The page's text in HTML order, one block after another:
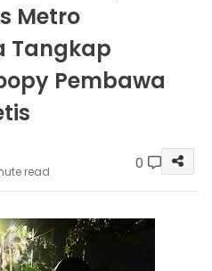
Metro
Tangkap
Pembawa
read 0